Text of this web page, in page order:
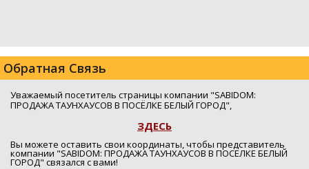
Обратная Связь
Уважаемый посетитель страницы компании "SABIDOM:
ПРОДАЖА ТАУНХАУСОВ В ПОСЁЛКЕ БЕЛЫЙ ГОРОД",
ЗДЕСЬ
Вы можете оставить свои координаты, чтобы представитель
компании "SABIDOM: ПРОДАЖА ТАУНХАУСОВ В ПОСЁЛКЕ БЕЛЫЙ
ГОРОД" связался с вами!